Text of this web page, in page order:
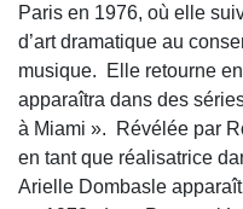
Paris en 1976, où elle
d’art dramatique au
musique. Elle retourne
apparaîtra dans des
à Miami ». Révélée par
en tant que réalisatrice
Arielle Dombasle